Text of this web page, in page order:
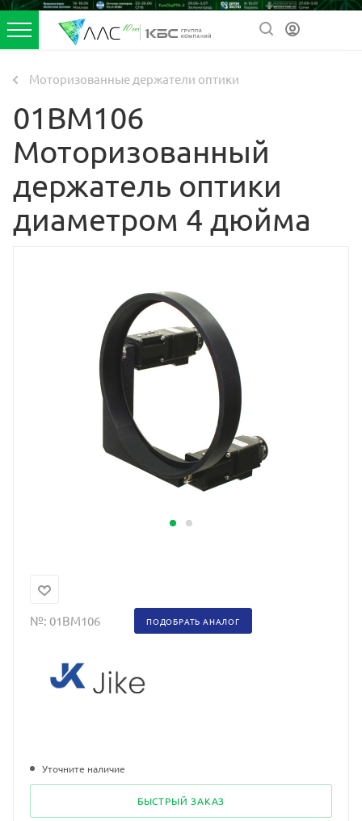
Моторизованные держатели оптики
01BM106
Моторизованный
держатель оптики
диаметром 4 дюйма
№: 01BM106 ПОДОБРАТЬ АНАЛОГ
Уточните наличие
БЫСТРЫЙ ЗАКАЗ